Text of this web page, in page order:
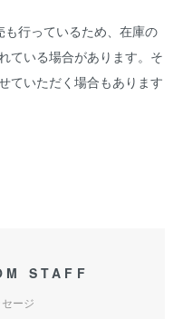
行っているため、在庫の
ている場合があります。そ
ていただく場合もあります
STAFF
ージ